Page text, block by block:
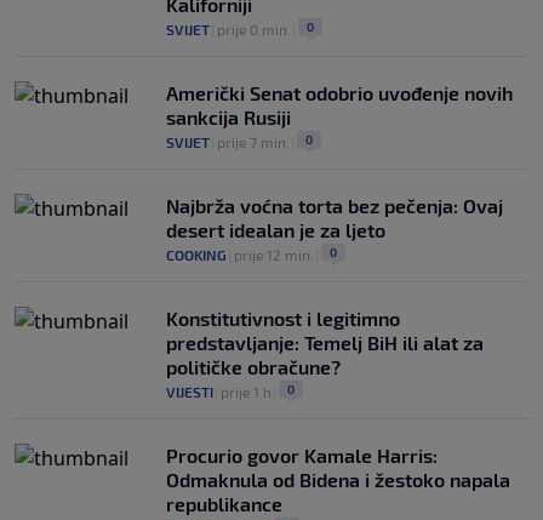
SVIJET prije 0 min. 0
Američki Senat odobrio uvođenje novih
sankcija Rusiji
SVIJET prije 7 min. 0
Najbrža voćna torta bez pečenja: Ovaj
desert idealan je za ljeto
COOKING prije 12 min. 0
Konstitutivnost i legitimno
predstavljanje: Temelj BiH ili alat za
političke obračune?
VIJESTI prije 1 h 0
Procurio govor Kamale Harris:
Odmaknula od Bidena i žestoko napala
republikance